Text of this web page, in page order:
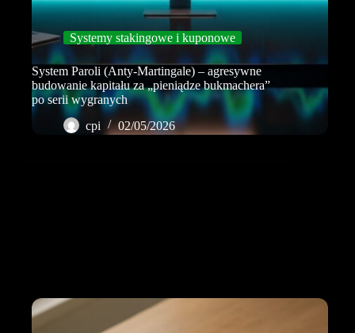
Systemy stakingowe i kuponowe
System Paroli (Anty-Martingale) – agresywne
budowanie kapitału za „pieniądze bukmachera”
po serii wygranych
cpi
02/05/2026